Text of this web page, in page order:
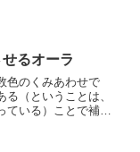
るオーラ
色のくみあわせで
（ということは、
いる）ことで補い